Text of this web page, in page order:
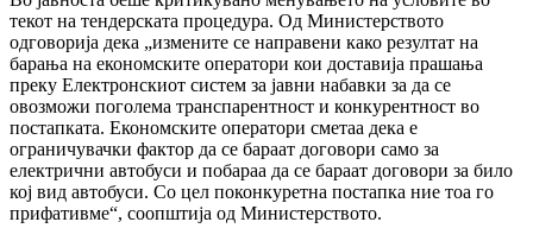
текот на тендерската процедура. Од Министерството
одговорија дека „измените се направени како резултат на
барања на економските оператори кои доставија прашања
преку Електронскиот систем за јавни набавки за да се
овозможи поголема транспарентност и конкурентност во
постапката. Економските оператори сметаа дека е
ограничувачки фактор да се бараат договори само за
електрични автобуси и побараа да се бараат договори за било
кој вид автобуси. Со цел поконкуретна постапка ние тоа го
прифативме“, соопштија од Министерството.